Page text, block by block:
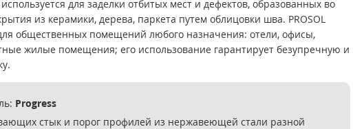
для заделки отбитых мест и дефектов, образованных во
из керамики, дерева, паркета путем облицовки шва. PROSOL
общественных помещений любого назначения: отели, офисы,
жилые помещения; его использование гарантирует безупречную и
Progress
стык и порог профилей из нержавеющей стали разной